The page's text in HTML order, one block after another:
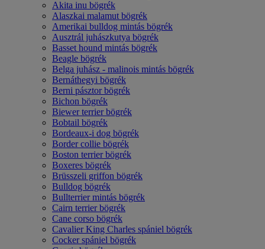
Akita inu bögrék
Alaszkai malamut bögrék
Amerikai bulldog mintás bögrék
Ausztrál juhászkutya bögrék
Basset hound mintás bögrék
Beagle bögrék
Belga juhász - malinois mintás bögrék
Bernáthegyi bögrék
Berni pásztor bögrék
Bichon bögrék
Biewer terrier bögrék
Bobtail bögrék
Bordeaux-i dog bögrék
Border collie bögrék
Boston terrier bögrék
Boxeres bögrék
Brüsszeli griffon bögrék
Bulldog bögrék
Bullterrier mintás bögrék
Cairn terrier bögrék
Cane corso bögrék
Cavalier King Charles spániel bögrék
Cocker spániel bögrék